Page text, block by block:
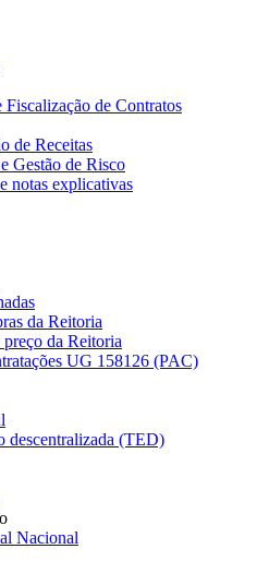
Fiscalização de Contratos
de Receitas
Gestão de Risco
notas explicativas
da Reitoria
da Reitoria
UG 158126 (PAC)
descentralizada (TED)
Nacional